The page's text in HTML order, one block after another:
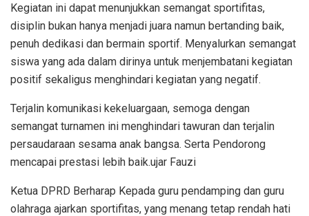
Kegiatan ini dapat menunjukkan semangat sportifitas,
disiplin bukan hanya menjadi juara namun bertanding baik,
penuh dedikasi dan bermain sportif. Menyalurkan semangat
siswa yang ada dalam dirinya untuk menjembatani kegiatan
positif sekaligus menghindari kegiatan yang negatif.
Terjalin komunikasi kekeluargaan, semoga dengan
semangat turnamen ini menghindari tawuran dan terjalin
persaudaraan sesama anak bangsa. Serta Pendorong
mencapai prestasi lebih baik.ujar Fauzi
Ketua DPRD Berharap Kepada guru pendamping dan guru
olahraga ajarkan sportifitas, yang menang tetap rendah hati